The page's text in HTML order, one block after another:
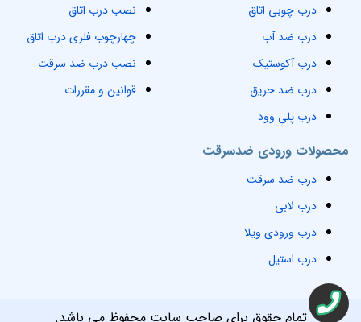
نصب درب اتاق
چهارچوب فلزی درب اتاق
نصب درب ضد سرقت
قوانین و مقررات
محصولات ورودی ضدسرقت
درب ضد سرقت
درب لابی
درب ورودی ویلا
درب استیل
درب چوبی اتاق
درب ضد آب
درب آکوستیک
درب ضد حریق
درب پلی وود
تمام حقوق برای صاحب سایت محفوظ می باشد.